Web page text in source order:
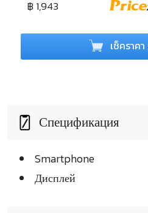
฿ 1,943
เช็คราค
Спецификация
Smartphone
Дисплей